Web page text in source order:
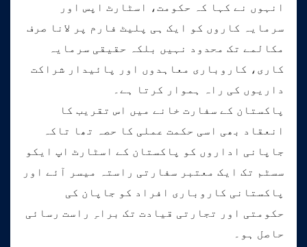
انہوں نے کہا کہ حکومت، اسٹارٹ اپس اور
سرمایہ کاروں کو ایک ہی پلیٹ فارم پر لانا صرف
مکالمے تک محدود نہیں بلکہ حقیقی سرمایہ
کاری، کاروباری معاہدوں اور پائیدار شراکت
داریوں کی راہ ہموار کرتا ہے۔
پاکستان کے سفارت خانے میں اس تقریب کا
انعقاد بھی اسی حکمت عملی کا حصہ تھا تاکہ
جاپانی اداروں کو پاکستان کے اسٹارٹ اپ ایکو
سسٹم تک ایک معتبر سفارتی راستہ میسر آئے اور
پاکستانی کاروباری افراد کو جاپان کی
حکومتی اور تجارتی قیادت تک براہِ راست رسائی
حاصل ہو۔